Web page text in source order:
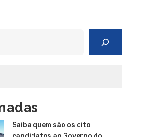
Saiba quem são os oito